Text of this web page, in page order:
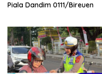
Piala Dandim 0111/Bireuen